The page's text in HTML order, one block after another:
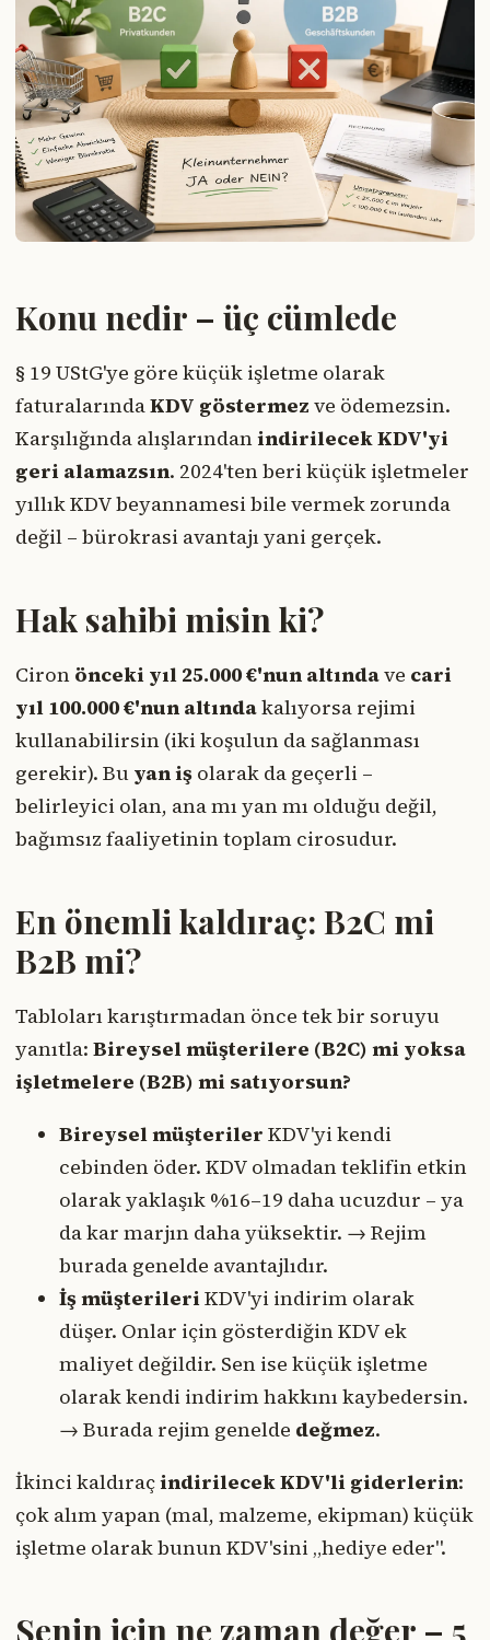
Konu nedir – üç cümlede
§ 19 UStG'ye göre küçük işletme olarak
faturalarındaKDV göstermez ve ödemezsin.
Karşılığında alışlarındanindirilecek KDV'yi
geri alamazsın. 2024'ten beri küçük işletmeler
yıllık KDV beyannamesi bile vermek zorunda
değil – bürokrasi avantajı yani gerçek.
Hak sahibi misin ki?
Ciron önceki yıl 25.000 €'nun altındave cari
yıl 100.000 €'nun altındakalıyorsa rejimi
kullanabilirsin (iki koşulun da sağlanması
gerekir). Bu yan iş olarak da geçerli –
belirleyici olan, ana mı yan mı olduğu değil,
bağımsız faaliyetinin toplam cirosudur.
En önemli kaldıraç: B2C mi
B2B mi?
Tabloları karıştırmadan önce tek bir soruyu
yanıtla: Bireysel müşterilere (B2C) mi yoksa
işletmelere (B2B) mi satıyorsun?
Bireysel müşteriler KDV'yi kendi
cebinden öder. KDV olmadan teklifin etkin
olarak yaklaşık %16–19 daha ucuzdur – ya
da kar marjın daha yüksektir. → Rejim
burada genelde avantajlıdır.
İş müşterileriKDV'yi indirim olarak
düşer. Onlar için gösterdiğin KDV ek
maliyet değildir. Sen ise küçük işletme
olarak kendi indirim hakkını kaybedersin.
→ Burada rejim genelde değmez.
İkinci kaldıraçindirilecek KDV'li giderlerin:
çok alım yapan (mal, malzeme, ekipman) küçük
işletme olarak bunun KDV'sini „hediye eder".
Senin için ne zaman değer – 5